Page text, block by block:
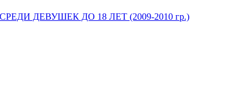
ДЕВУШЕК ДО 18 ЛЕТ (2009-2010 гр.)